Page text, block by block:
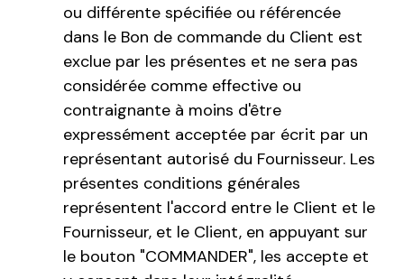
ou différente spécifiée ou référencée
dans le Bon de commande du Client est
exclue par les présentes et ne sera pas
considérée comme effective ou
contraignante à moins d'être
expressément acceptée par écrit par un
représentant autorisé du Fournisseur. Les
présentes conditions générales
représentent l'accord entre le Client et le
Fournisseur, et le Client, en appuyant sur
le bouton "COMMANDER", les accepte et